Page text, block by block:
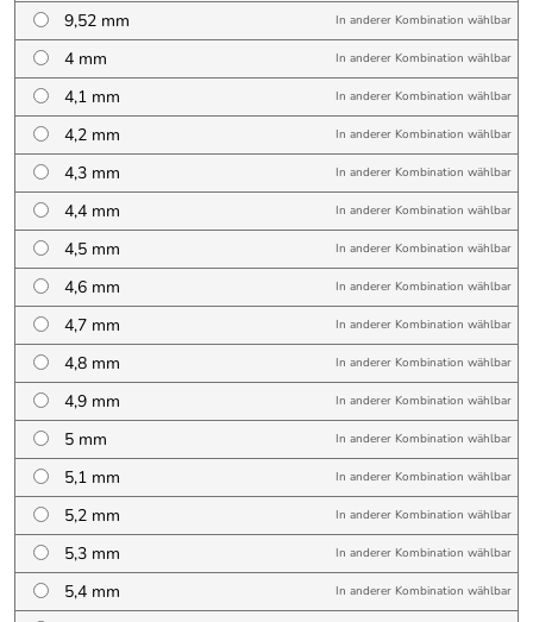
9,52 mm In anderer Kombination wählbar
4 mm In anderer Kombination wählbar
4,1 mm In anderer Kombination wählbar
4,2 mm In anderer Kombination wählbar
4,3 mm In anderer Kombination wählbar
4,4 mm In anderer Kombination wählbar
4,5 mm In anderer Kombination wählbar
4,6 mm In anderer Kombination wählbar
4,7 mm In anderer Kombination wählbar
4,8 mm In anderer Kombination wählbar
4,9 mm In anderer Kombination wählbar
5 mm In anderer Kombination wählbar
5,1 mm In anderer Kombination wählbar
5,2 mm In anderer Kombination wählbar
5,3 mm In anderer Kombination wählbar
5,4 mm In anderer Kombination wählbar